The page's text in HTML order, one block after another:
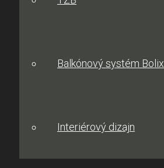
Balkónový systém Bolix
Interiérový dizajn